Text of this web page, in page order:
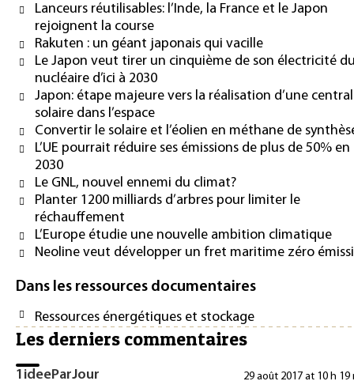
Lanceurs réutilisables: l’Inde, la France et le Japon
rejoignent la course
Rakuten : un géant japonais qui vacille
Le Japon veut tirer un cinquième de son électricité
nucléaire d’ici à 2030
Japon: étape majeure vers la réalisation d’une
solaire dans l’espace
Convertir le solaire et l’éolien en méthane de
L’UE pourrait réduire ses émissions de plus de 50% en
2030
Le GNL, nouvel ennemi du climat?
Planter 1200 milliards d’arbres pour limiter le
réchauffement
L’Europe étudie une nouvelle ambition climatique
Neoline veut développer un fret maritime zéro
Dans les ressources documentaires
Ressources énergétiques et stockage
Les derniers commentaires
1ideeParJour 29 août 2017 at 10 h 19